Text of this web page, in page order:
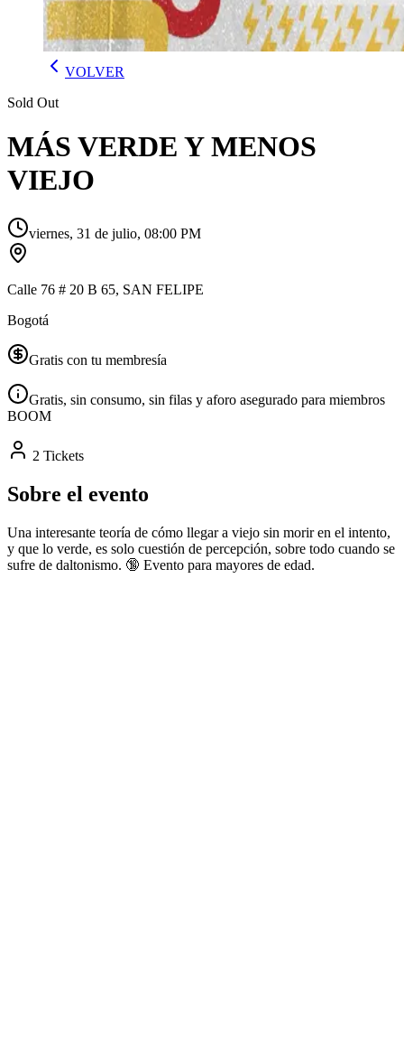
VOLVER
Sold Out
MÁS VERDE Y MENOS
VIEJO
viernes, 31 de julio, 08:00 PM
Calle 76 # 20 B 65, SAN FELIPE
Bogotá
Gratis con tu membresía
Gratis, sin consumo, sin filas y aforo asegurado para miembros
BOOM
2 Tickets
Sobre el evento
Una interesante teoría de cómo llegar a viejo sin morir en el intento,
y que lo verde, es solo cuestión de percepción, sobre todo cuando se
sufre de daltonismo. 🔞 Evento para mayores de edad.